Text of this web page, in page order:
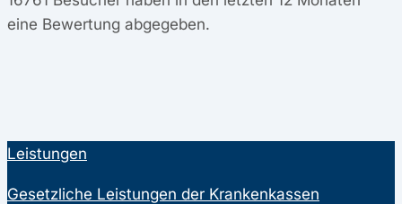
eine Bewertung abgegeben.
Leistungen
Gesetzliche Leistungen der Krankenkassen